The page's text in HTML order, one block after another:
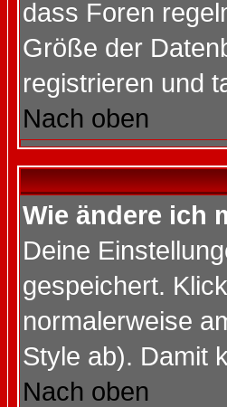
dass Foren
Größe der
registrieren und
Nach oben
Wie ändere ich
Deine
gespeichert.
normalerweise
Style ab). Damit
Nach oben